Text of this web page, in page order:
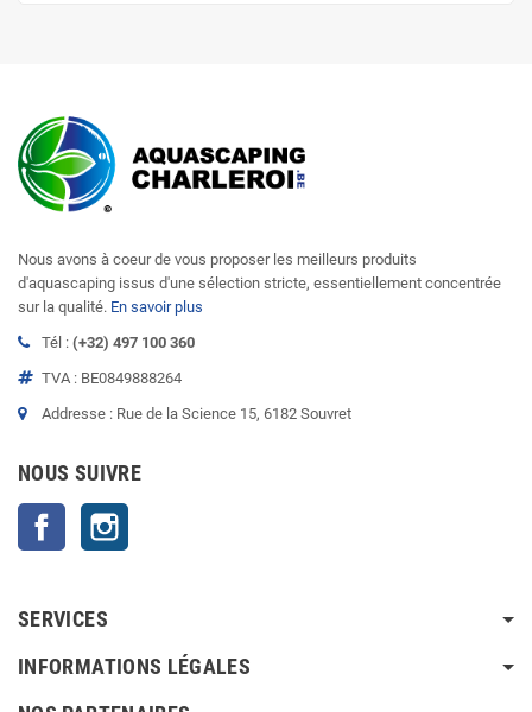
Nous avons à coeur de vous proposer les meilleurs produits
d'aquascaping issus d'une sélection stricte, essentiellement concentrée
sur la qualité. En savoir plus
Tél : (+32) 497 100 360
TVA : BE0849888264
Addresse : Rue de la Science 15, 6182 Souvret
NOUS SUIVRE
Facebook
SERVICES
INFORMATIONS LÉGALES